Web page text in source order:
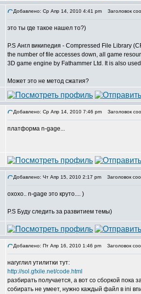
Добавлено: Ср Апр 14, 2010 4:41 pm Заголовок
это ты где такое нашел то?)
P.S Англ википедия - Compressed File Library
the number of file accesses down, all game
3D game engine by Fathammer Ltd. It is also
Может это не метод сжатия?
Добавлено: Ср Апр 14, 2010 7:46 pm Заголовок
платформа n-gage...
Добавлено: Чт Апр 15, 2010 2:17 pm Заголовок
охохо.. n-gage это круто.... )
P.S Буду следить за развитием темы)
Добавлено: Пт Апр 16, 2010 1:46 pm Заголовок
нагуглил утилитки тут:
http://sol.gfxile.net/code.html
разбирать получается, а вот со сборкой пока
собирать не умеет, нужно каждый файл в ini